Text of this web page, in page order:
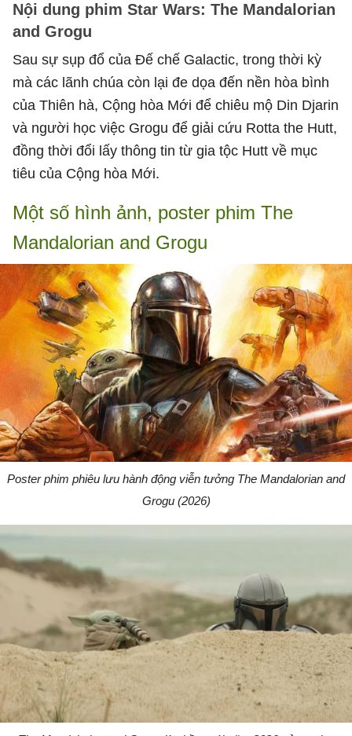
Nội dung phim Star Wars: The Mandalorian
and Grogu
Sau sự sụp đổ của Đế chế Galactic, trong thời kỳ
mà các lãnh chúa còn lại đe dọa đến nền hòa bình
của Thiên hà, Cộng hòa Mới để chiêu mộ Din Djarin
và người học việc Grogu để giải cứu Rotta the Hutt,
đồng thời đổi lấy thông tin từ gia tộc Hutt về mục
tiêu của Cộng hòa Mới.
Một số hình ảnh, poster phim The
Mandalorian and Grogu
Poster phim phiêu lưu hành động viễn tưởng The Mandalorian and
Grogu (2026)